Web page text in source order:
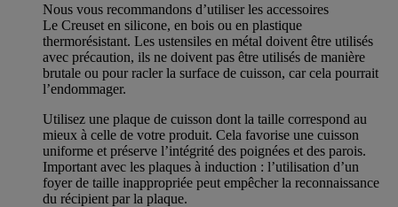
Nous vous recommandons d’utiliser les accessoires
Le Creuset en silicone, en bois ou en plastique
thermorésistant. Les ustensiles en métal doivent être utilisés
avec précaution, ils ne doivent pas être utilisés de manière
brutale ou pour racler la surface de cuisson, car cela pourrait
l’endommager.
Utilisez une plaque de cuisson dont la taille correspond au
mieux à celle de votre produit. Cela favorise une cuisson
uniforme et préserve l’intégrité des poignées et des parois.
Important avec les plaques à induction : l’utilisation d’un
foyer de taille inappropriée peut empêcher la reconnaissance
du récipient par la plaque.